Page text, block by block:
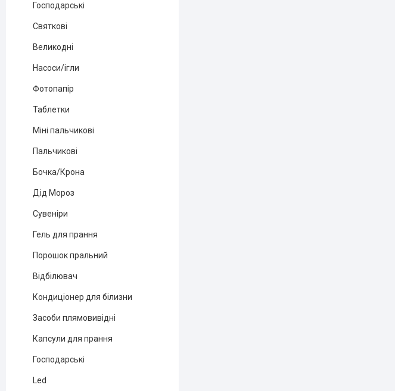
Господарські
Святкові
Великодні
Насоси/ігли
Фотопапір
Таблетки
Міні пальчикові
Пальчикові
Бочка/Крона
Дід Мороз
Сувеніри
Гель для прання
Порошок пральний
Відбілювач
Кондиціонер для білизни
Засоби плямовивідні
Капсули для прання
Господарські
Led